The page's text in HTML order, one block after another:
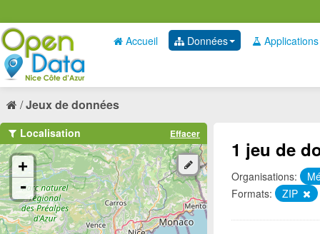
Accueil Données Applications
Jeux de données
1 jeu de
Organisations:
Formats:
ZIP
Localisation Effacer
+
-